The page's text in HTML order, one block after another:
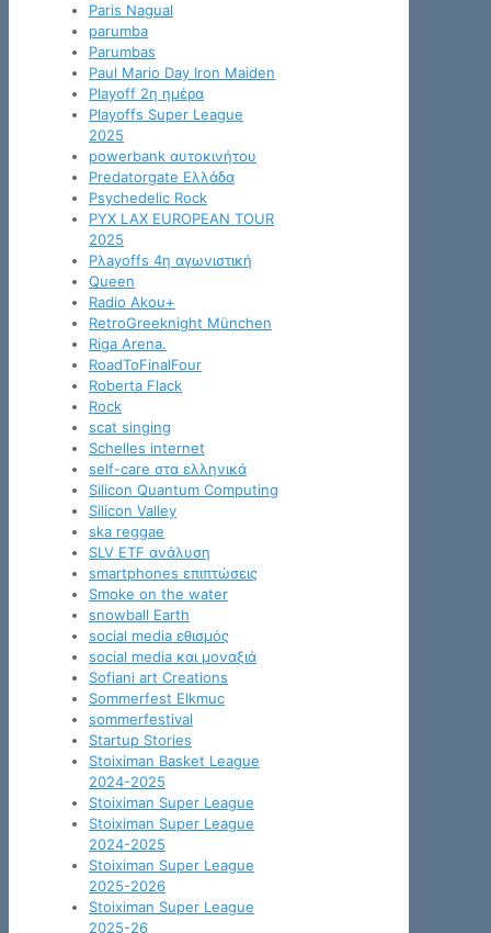
Paris Nagual
parumba
Parumbas
Paul Mario Day Iron Maiden
Playoff 2η ημέρα
Playoffs Super League
2025
powerbank αυτοκινήτου
Predatorgate Ελλάδα
Psychedelic Rock
PYX LAX EUROPEAN TOUR
2025
Pλayoffs 4η αγωνιστική
Queen
Radio Akou+
RetroGreeknight München
Riga Arena.
RoadToFinalFour
Roberta Flack
Rock
scat singing
Schelles internet
self-care στα ελληνικά
Silicon Quantum Computing
Silicon Valley
ska reggae
SLV ETF ανάλυση
smartphones επιπτώσεις
Smoke on the water
snowball Earth
social media εθισμός
social media και μοναξιά
Sofiani art Creations
Sommerfest Elkmuc
sommerfestival
Startup Stories
Stoiximan Basket League
2024-2025
Stoiximan Super League
Stoiximan Super League
2024-2025
Stoiximan Super League
2025-2026
Stoiximan Super League
2025-26